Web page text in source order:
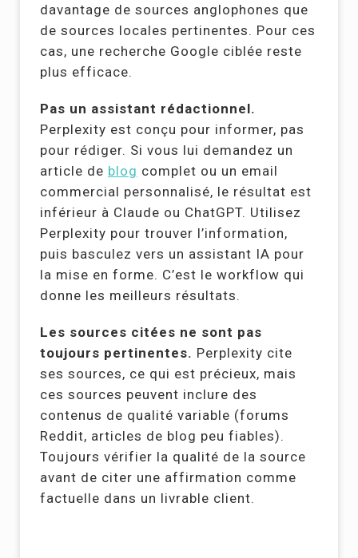
davantage de sources anglophones que
de sources locales pertinentes. Pour ces
cas, une recherche Google ciblée reste
plus efficace.
Pas un assistant rédactionnel.
Perplexity est conçu pour informer, pas
pour rédiger. Si vous lui demandez un
article de blog complet ou un email
commercial personnalisé, le résultat est
inférieur à Claude ou ChatGPT. Utilisez
Perplexity pour trouver l’information,
puis basculez vers un assistant IA pour
la mise en forme. C’est le workflow qui
donne les meilleurs résultats.
Les sources citées ne sont pas
toujours pertinentes. Perplexity cite
ses sources, ce qui est précieux, mais
ces sources peuvent inclure des
contenus de qualité variable (forums
Reddit, articles de blog peu fiables).
Toujours vérifier la qualité de la source
avant de citer une affirmation comme
factuelle dans un livrable client.